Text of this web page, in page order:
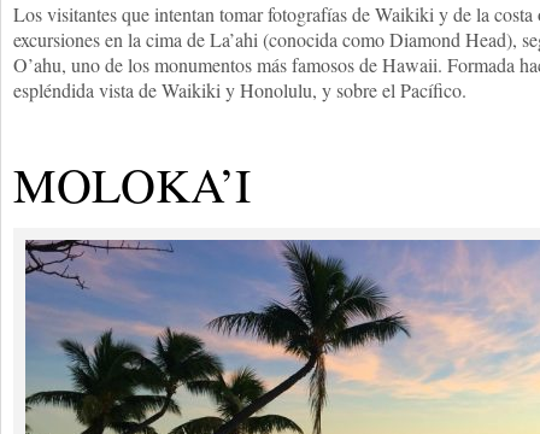
Los visitantes que intentan tomar fotografías de Waikiki y de la costa
excursiones en la cima de La’ahi (conocida como Diamond Head),
O’ahu, uno de los monumentos más famosos de Hawaii. Formada
espléndida vista de Waikiki y Honolulu, y sobre el Pacífico.
MOLOKA’I